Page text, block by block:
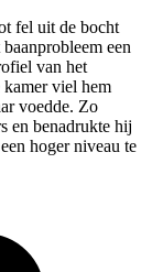
fel uit de bocht
een
van het
kamer viel hem
voedde. Zo
en benadrukte hij
hoger niveau te